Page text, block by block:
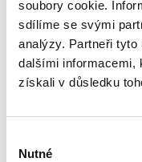
soubory cookie.
sdílíme se svými
analýzy. Partneři tyto
dalšími informacemi,
získali v důsledku
souhlasu
Nutné
a praktických
úlohu státu a